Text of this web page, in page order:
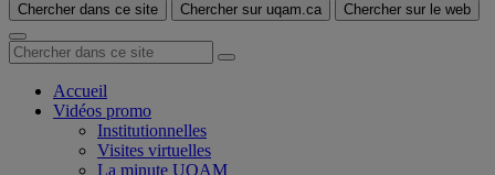
Chercher dans ce site Chercher sur uqam.ca Chercher sur le web
Accueil
Vidéos promo
Institutionnelles
Visites virtuelles
La minute UQAM